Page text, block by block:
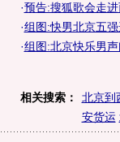
·预告:搜狐歌会走
·组图:快男北京五
·组图:北京快乐男
相关搜索： 北京到
安货运